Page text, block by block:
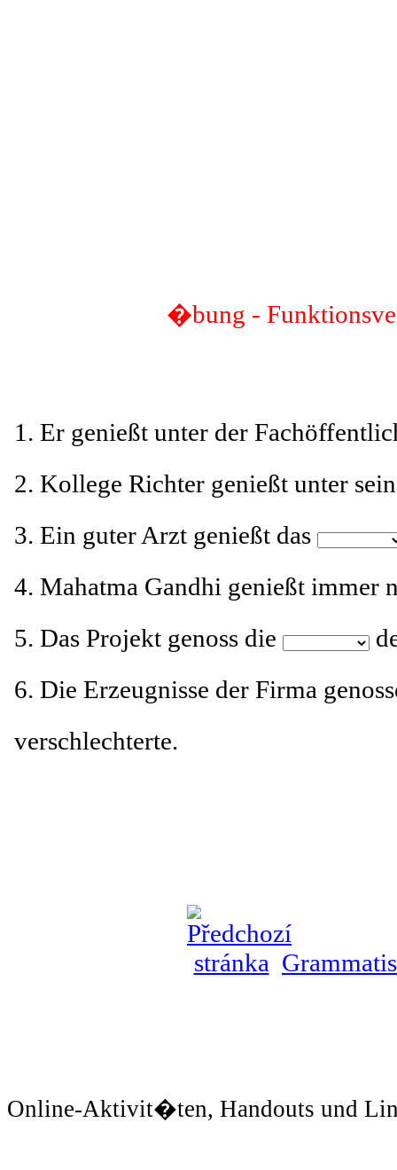
�bung -
1. Er genießt unter der
2. Kollege Richter genießt unter
3. Ein guter Arzt genießt das
4. Mahatma Gandhi genießt immer
5. Das Projekt genoss die
6. Die Erzeugnisse der Firma
verschlechterte.
Online-Aktivit�ten, Handouts und